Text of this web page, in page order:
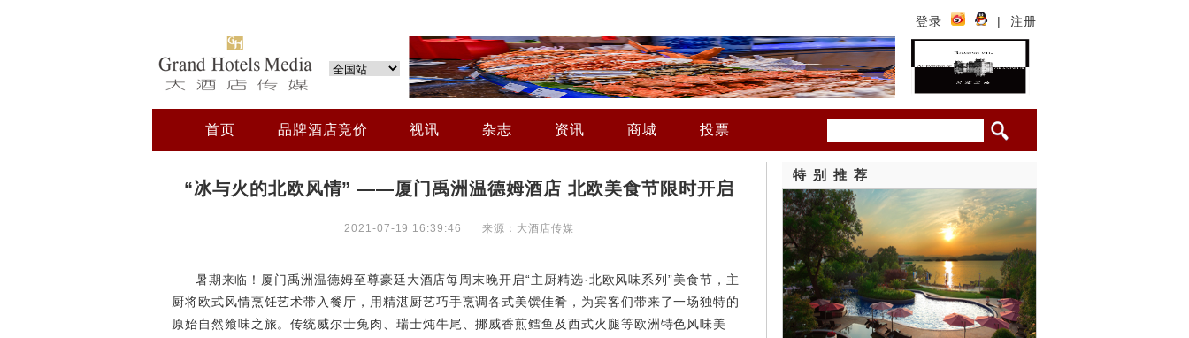
登录 | 注册
首页 品牌酒店竞价 视讯 杂志 资讯 商城 投票
“冰与火的北欧风情” ——厦门禹洲温德姆酒店 北欧美食节限时开启
2021-07-19 16:39:46 来源：大酒店传媒
暑期来临！厦门禹洲温德姆至尊豪廷大酒店每周末晚开启“主厨精选·北欧风味系列”美食节，主
厨将欧式风情烹饪艺术带入餐厅，用精湛厨艺巧手烹调各式美馔佳肴，为宾客们带来了一场独特的
原始自然飨味之旅。传统威尔士兔肉、瑞士炖牛尾、挪威香煎鳕鱼及西式火腿等欧洲特色风味美
特别推荐